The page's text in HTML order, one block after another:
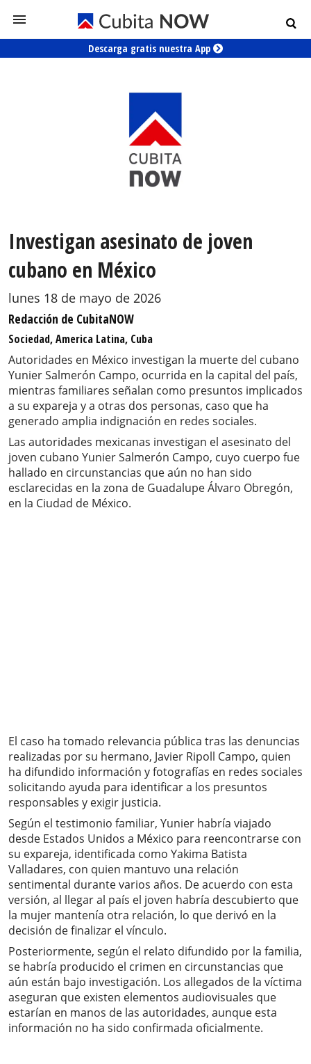
Descarga gratis nuestra App
Investigan asesinato de joven
cubano en México
lunes 18 de mayo de 2026
Redacción de CubitaNOW
Sociedad, America Latina, Cuba
Autoridades en México investigan la muerte del cubano
Yunier Salmerón Campo, ocurrida en la capital del país,
mientras familiares señalan como presuntos implicados
a su expareja y a otras dos personas, caso que ha
generado amplia indignación en redes sociales.
Las autoridades mexicanas investigan el asesinato del
joven cubano Yunier Salmerón Campo, cuyo cuerpo fue
hallado en circunstancias que aún no han sido
esclarecidas en la zona de Guadalupe Álvaro Obregón,
en la Ciudad de México.
El caso ha tomado relevancia pública tras las denuncias
realizadas por su hermano, Javier Ripoll Campo, quien
ha difundido información y fotografías en redes sociales
solicitando ayuda para identificar a los presuntos
responsables y exigir justicia.
Según el testimonio familiar, Yunier habría viajado
desde Estados Unidos a México para reencontrarse con
su expareja, identificada como Yakima Batista
Valladares, con quien mantuvo una relación
sentimental durante varios años. De acuerdo con esta
versión, al llegar al país el joven habría descubierto que
la mujer mantenía otra relación, lo que derivó en la
decisión de finalizar el vínculo.
Posteriormente, según el relato difundido por la familia,
se habría producido el crimen en circunstancias que
aún están bajo investigación. Los allegados de la víctima
aseguran que existen elementos audiovisuales que
estarían en manos de las autoridades, aunque esta
información no ha sido confirmada oficialmente.